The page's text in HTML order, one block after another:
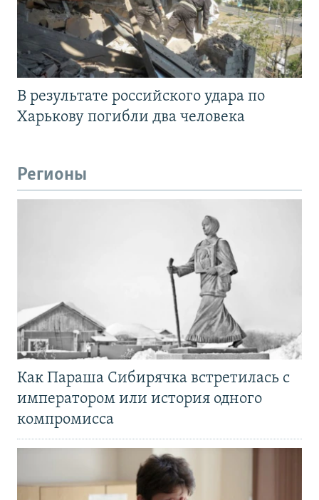
В результате российского удара по
Харькову погибли два человека
Регионы
Как Параша Сибирячка встретилась с
императором или история одного
компромисса